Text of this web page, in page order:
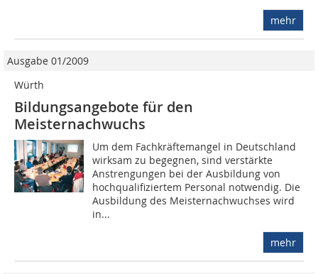
mehr
Ausgabe 01/2009
Würth
Bildungsangebote für den
Meisternachwuchs
Um dem Fachkräftemangel in Deutschland
wirksam zu begegnen, sind verstärkte
Anstrengungen bei der Ausbildung von
hochqualifiziertem Personal notwendig. Die
Ausbildung des Meisternachwuchses wird
in...
mehr